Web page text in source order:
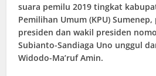
suara pemilu 2019 tingkat
Pemilihan Umum (KPU)
presiden dan wakil presiden
Subianto-Sandiaga Uno unggul
Widodo-Ma’ruf Amin.